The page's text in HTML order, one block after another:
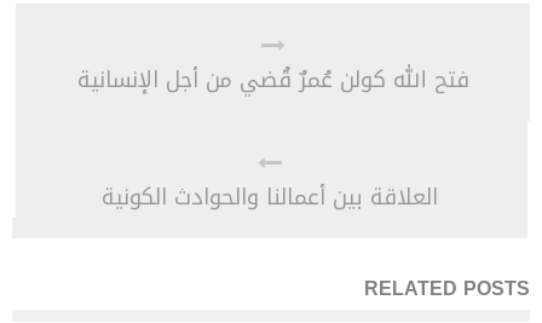
فتح الله كولن عُمرٌ قُضي من أجل الإنسانية
العلاقة بين أعمالنا والحوادث الكونية
RELATED POSTS